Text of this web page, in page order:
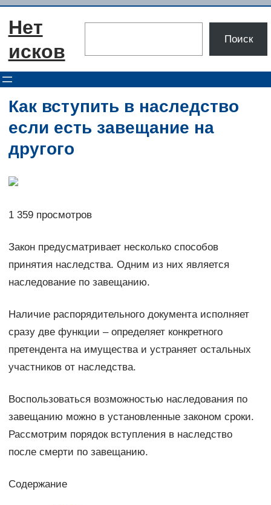
Перейти
Нет
исков
Поиск
Как вступить в наследство
если есть завещание на
другого
1 359 просмотров
Закон предусматривает несколько способов
принятия наследства. Одним из них является
наследование по завещанию.
Наличие распорядительного документа исполняет
сразу две функции – определяет конкретного
претендента на имущества и устраняет остальных
участников от наследства.
Воспользоваться возможностью наследования по
завещанию можно в установленные законом сроки.
Рассмотрим порядок вступления в наследство
после смерти по завещанию.
Содержание